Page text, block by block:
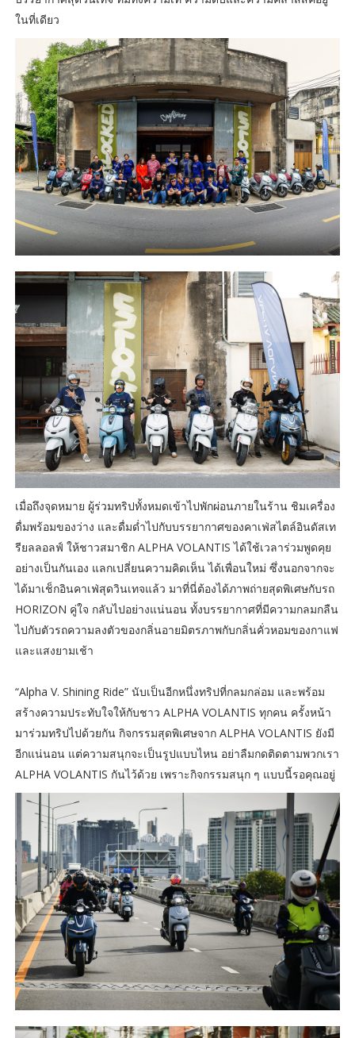
ในที่เดียว
เมื่อถึงจุดหมาย ผู้ร่วมทริปทั้งหมดเข้าไปพักผ่อนภายในร้าน ชิมเครื่อง
ดื่มพร้อมของว่าง และดื่มด่ำไปกับบรรยากาศของคาเฟ่สไตล์อินดัสเท
รียลลอลฟ์ ให้ชาวสมาชิก ALPHA VOLANTIS ได้ใช้เวลาร่วมพูดคุย
อย่างเป็นกันเอง แลกเปลี่ยนความคิดเห็น ได้เพื่อนใหม่ ซึ่งนอกจากจะ
ได้มาเช็กอินคาเฟ่สุดวินเทจแล้ว มาที่นี่ต้องได้ภาพถ่ายสุดพิเศษกับรถ
HORIZON คู่ใจ กลับไปอย่างแน่นอน ทั้งบรรยากาศที่มีความกลมกลืน
ไปกับตัวรถความลงตัวของกลิ่นอายมิตรภาพกับกลิ่นคั่วหอมของกาแฟ
และแสงยามเช้า
“Alpha V. Shining Ride” นับเป็นอีกหนึ่งทริปที่กลมกล่อม และพร้อม
สร้างความประทับใจให้กับชาว ALPHA VOLANTIS ทุกคน ครั้งหน้า
มาร่วมทริปไปด้วยกัน กิจกรรมสุดพิเศษจาก ALPHA VOLANTIS ยังมี
อีกแน่นอน แต่ความสนุกจะเป็นรูปแบบไหน อย่าลืมกดติดตามพวกเรา
ALPHA VOLANTIS กันไว้ด้วย เพราะกิจกรรมสนุก ๆ แบบนี้รอคุณอยู่